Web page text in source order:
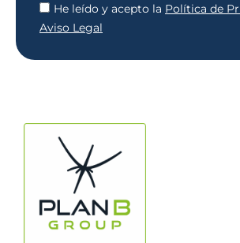
He leído y acepto la Política de
Aviso Legal